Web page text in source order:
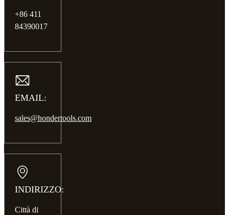
+86 411
84390017
EMAIL:
sales@hondertools.com
INDIRIZZO:
Città di